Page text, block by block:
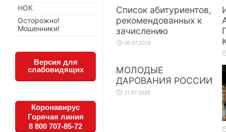
Список абитуриентов,
рекомендованных к
зачислению
06.07.2026
МОЛОДЫЕ
ДАРОВАНИЯ РОССИИ
21.07.2026
НОК
Осторожно!
Мошенники!
Версия для
слабовидящих
Коронавирус
Горячая линия
8 800 707-85-72